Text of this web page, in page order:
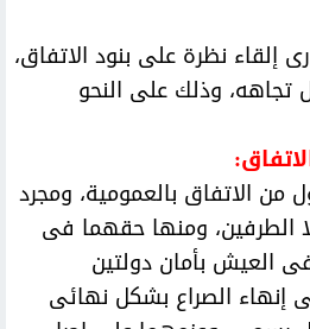
إلقاء نظرة على بنود الاتفاق،
تجاهه، وذلك على النحو
من الاتفاق بالعمومية، ومجرد
الطرفين، ومنها حقهما فى
العيش بأمان دولتين
إنهاء الصراع بشكل نهائى